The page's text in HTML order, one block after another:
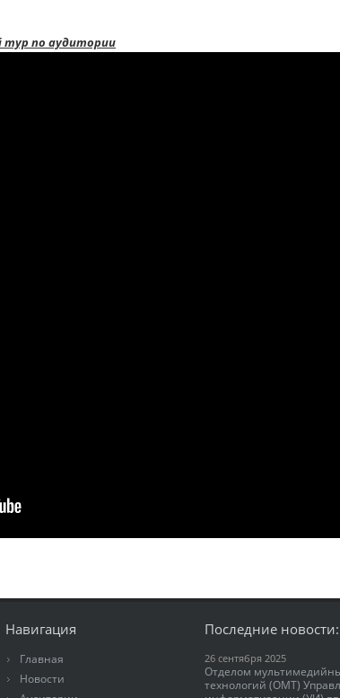
тур по аудитории
Навигация
Главная
Новости
Последние новости:
26 сентября 2025
Отделом
технологий (ОМТ)